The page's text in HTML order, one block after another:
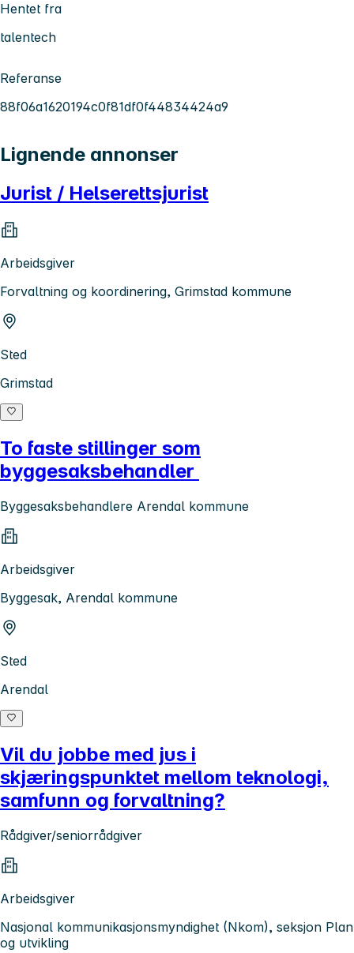
Hentet fra
talentech
Referanse
88f06a1620194c0f81df0f44834424a9
Lignende annonser
Jurist / Helserettsjurist
Arbeidsgiver
Forvaltning og koordinering, Grimstad kommune
Sted
Grimstad
To faste stillinger som
byggesaksbehandler
Byggesaksbehandlere Arendal kommune
Arbeidsgiver
Byggesak, Arendal kommune
Sted
Arendal
Vil du jobbe med jus i
skjæringspunktet mellom teknologi,
samfunn og forvaltning?
Rådgiver/seniorrådgiver
Arbeidsgiver
Nasjonal kommunikasjonsmyndighet (Nkom), seksjon Plan
og utvikling